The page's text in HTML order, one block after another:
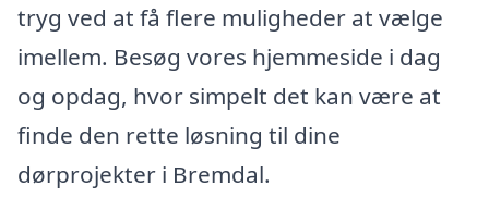
tryg ved at få flere muligheder at vælge
imellem. Besøg vores hjemmeside i dag
og opdag, hvor simpelt det kan være at
finde den rette løsning til dine
dørprojekter i Bremdal.